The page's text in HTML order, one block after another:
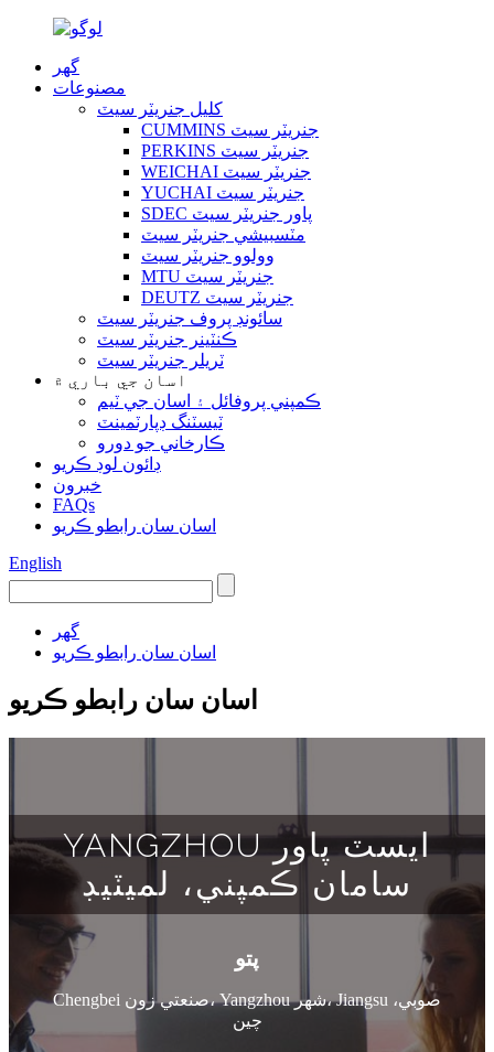
گهر
مصنوعات
کليل جنريٽر سيٽ
CUMMINS جنريٽر سيٽ
PERKINS جنريٽر سيٽ
WEICHAI جنريٽر سيٽ
YUCHAI جنريٽر سيٽ
SDEC پاور جنريٽر سيٽ
مٽسبيشي جنريٽر سيٽ
وولوو جنريٽر سيٽ
MTU جنريٽر سيٽ
DEUTZ جنريٽر سيٽ
سائونڊ پروف جنريٽر سيٽ
ڪنٽينر جنريٽر سيٽ
ٽريلر جنريٽر سيٽ
اسان جي باري ۾
ڪمپني پروفائل ۽ اسان جي ٽيم
ٽيسٽنگ ڊپارٽمينٽ
ڪارخاني جو دورو
ڊائون لوڊ ڪريو
خبرون
FAQs
اسان سان رابطو ڪريو
English
گهر
اسان سان رابطو ڪريو
اسان سان رابطو ڪريو
YANGZHOU ايسٽ پاور
سامان ڪمپني، لميٽيڊ
پتو
Chengbei صنعتي زون، Yangzhou شهر، Jiangsu صوبي،
چين